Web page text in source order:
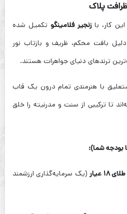
پلاک
کار، بازنجیر فلامینگوتکمیل شده
بافت محکم، ظریف و بازتاب نور
ترندهای دنیای جواهرات هستند.
با هنرمندی تمام درون یک قاب
تا ترکیبی از سنت و مدرنیته را خلق
بودجه شما):
طلای ۱۸ عیار
(یک سرمایه‌گذاری ارزشمند